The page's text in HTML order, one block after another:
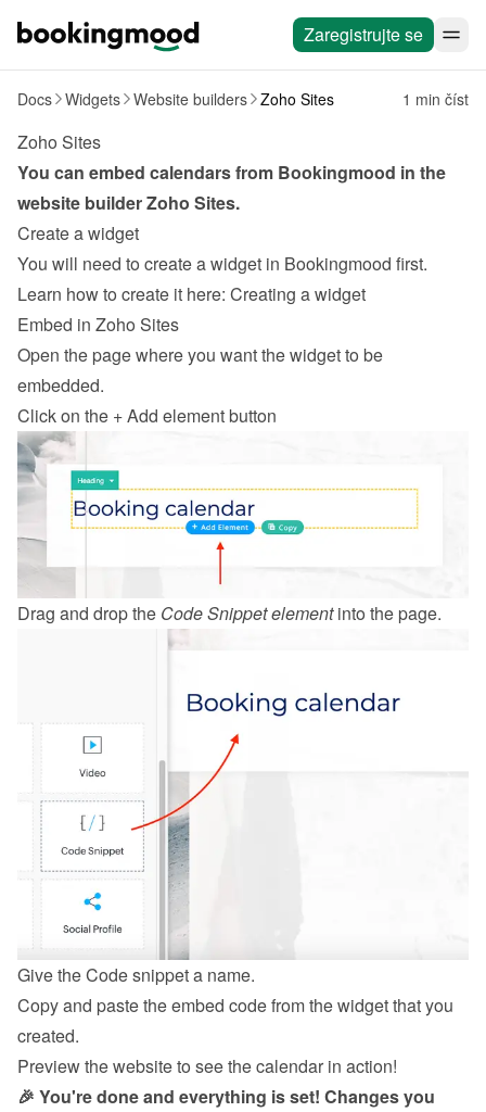
Zaregistrujte se
Docs Widgets Website builders Zoho Sites 1 min číst
Zoho Sites
You can embed calendars from Bookingmood in the
website builder Zoho Sites.
Create a widget
You will need to create a widget in Bookingmood first.
Learn how to create it here: Creating a widget
Embed in Zoho Sites
Open the page where you want the widget to be
embedded.
Click on the + Add element button
Drag and drop the Code Snippetelement into the page.
Give the Code snippet a name.
Copy and paste the embed code from the widget that you
created.
Preview the website to see the calendar in action!
🎉 You're done and everything is set! Changes you